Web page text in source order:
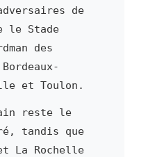
de
le Stade
des
et Toulon.
reste le
tandis que
La Rochelle